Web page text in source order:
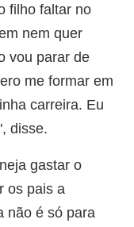
filho faltar no
nem quer
vou parar de
me formar em
carreira. Eu
disse.
gastar o
os pais a
não é só para